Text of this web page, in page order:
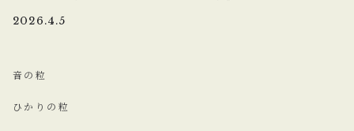
2026.4.5
音の粒
ひかりの粒